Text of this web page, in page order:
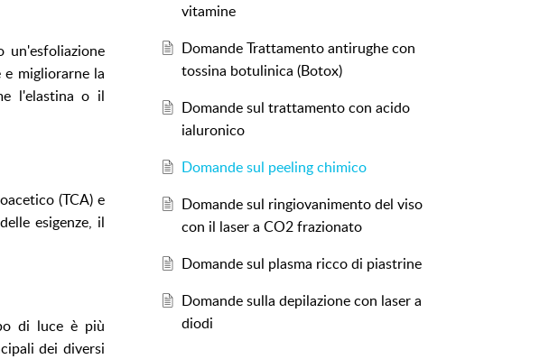
un'esfoliazione
migliorarne la
l'elastina o il
(TCA) e
esigenze, il
di luce è più
dei diversi
vitamine
Domande Trattamento antirughe con
tossina botulinica (Botox)
Domande sul trattamento con acido
ialuronico
Domande sul peeling chimico
Domande sul ringiovanimento del viso
con il laser a CO2 frazionato
Domande sul plasma ricco di piastrine
Domande sulla depilazione con laser a
diodi